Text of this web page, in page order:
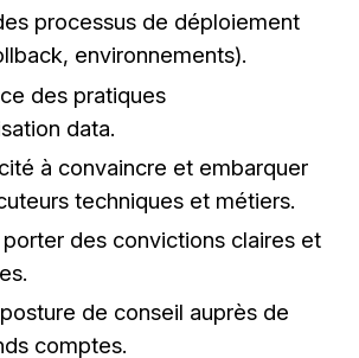
processus de déploiement
environnements).
des pratiques
data.
à convaincre et embarquer
techniques et métiers.
des convictions claires et
de conseil auprès de
comptes.